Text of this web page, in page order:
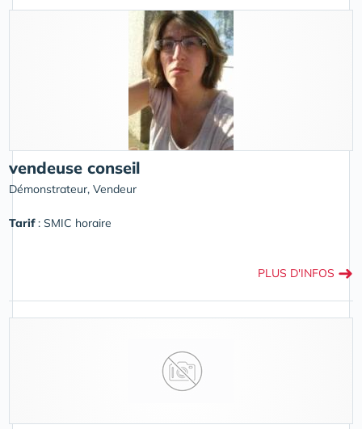
vendeuse conseil
Démonstrateur, Vendeur
Tarif: SMIC horaire
PLUS D'INFOS ➜